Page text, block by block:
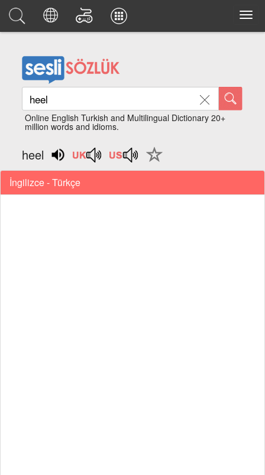
Online English Turkish and Multilingual Dictionary 20+
million words and idioms.
heel
İngilizce - Türkçe